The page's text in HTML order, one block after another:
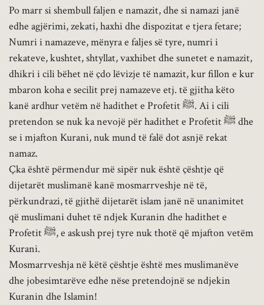
Po marr si shembull faljen e namazit, dhe si namazi janë
edhe agjërimi, zekati, haxhi dhe dispozitat e tjera fetare;
Numri i namazeve, mënyra e faljes së tyre, numri i
rekateve, kushtet, shtyllat, vaxhibet dhe sunetet e namazit,
dhikri i cili bëhet në çdo lëvizje të namazit, kur fillon e kur
mbaron koha e secilit prej namazeve etj. të gjitha këto
kanë ardhur vetëm në hadithet e Profetit ﷺ. Ai i cili
pretendon se nuk ka nevojë për hadithet e Profetit ﷺ dhe
se i mjafton Kurani, nuk mund të falë dot asnjë rekat
namaz.
Çka është përmendur më sipër nuk është çështje që
dijetarët muslimanë kanë mosmarrveshje në të,
përkundrazi, të gjithë dijetarët islam janë në unanimitet
që muslimani duhet të ndjek Kuranin dhe hadithet e
Profetit ﷺ, e askush prej tyre nuk thotë që mjafton vetëm
Kurani.
Mosmarrveshja në këtë çështje është mes muslimanëve
dhe jobesimtarëve edhe nëse pretendojnë se ndjekin
Kuranin dhe Islamin!